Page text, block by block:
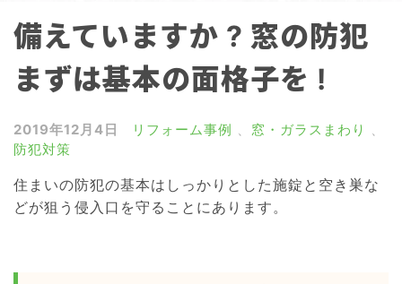
玄関引き戸リフォーム
勝手口ドアリフォーム
雨戸・シャッター
網戸
備えていますか ? 窓の防犯
まずは基本の面格子を !
2019年12月4日 リフォーム事例 、 窓・ガラスまわり 、
防犯対策
住まいの防犯の基本はしっかりとした施錠と空き巣な
どが狙う侵入口を守ることにあります。